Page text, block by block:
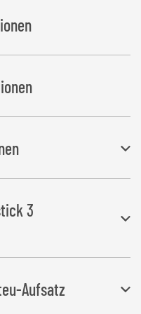
für die Funktionen
3
für die Funktionen
Aufsatz